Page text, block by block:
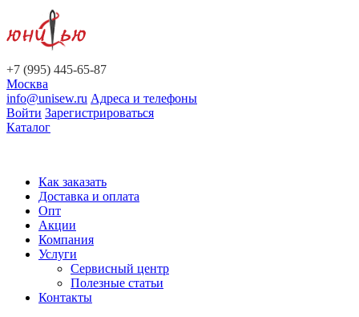
+7 (995) 445-65-87
Москва
info@unisew.ru Адреса и телефоны
Войти Зарегистрироваться
Каталог
Как заказать
Доставка и оплата
Опт
Акции
Компания
Услуги
Сервисный центр
Полезные статьи
Контакты